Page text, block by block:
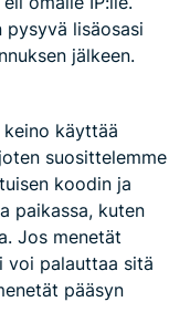
pysyvä lisäosasi
jälkeen.
käyttää
suosittelemme
koodin ja
paikassa, kuten
Jos menetät
voi palauttaa sitä
pääsyn